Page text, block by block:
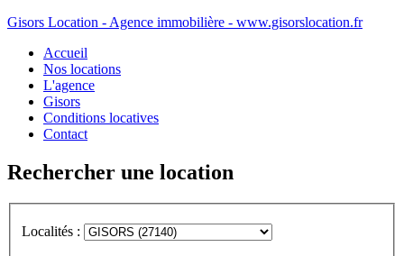
Gisors Location - Agence immobilière - www.gisorslocation.fr
Accueil
Nos locations
L'agence
Gisors
Conditions locatives
Contact
Rechercher une location
Localités :